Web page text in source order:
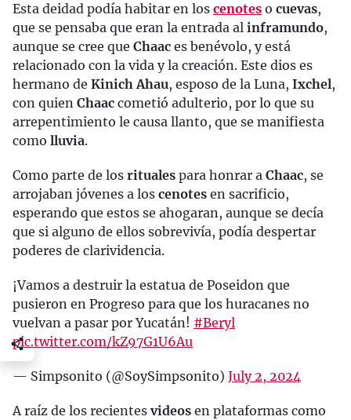
Esta deidad podía habitar en los cenotes o cuevas,
que se pensaba que eran la entrada al inframundo,
aunque se cree que Chaac es benévolo, y está
relacionado con la vida y la creación. Este dios es
hermano de Kinich Ahau, esposo de la Luna, Ixchel,
con quien Chaac cometió adulterio, por lo que su
arrepentimiento le causa llanto, que se manifiesta
como lluvia.
Como parte de los rituales para honrar a Chaac, se
arrojaban jóvenes a los cenotes en sacrificio,
esperando que estos se ahogaran, aunque se decía
que si alguno de ellos sobrevivía, podía despertar
poderes de clarividencia.
¡Vamos a destruir la estatua de Poseidon que
pusieron en Progreso para que los huracanes no
vuelvan a pasar por Yucatán! #Beryl
pic.twitter.com/kZ97G1U6Au
— Simpsonito (@SoySimpsonito) July 2, 2024
A raíz de los recientes videos en plataformas como